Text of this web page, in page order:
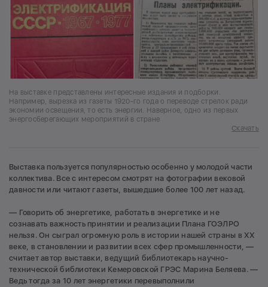
На выставке представлены интересные издания и подборки.
Например, вырезка из газеты 1920-го года о переводе стрелок ради
экономии освещения, то есть энергии. Наверное, одно из первых
энергосберегающих мероприятий в стране
Скачать
Выставка пользуется популярностью особенно у молодой части
коллектива. Все с интересом смотрят на фотографии вековой
давности или читают газеты, вышедшие более 100 лет назад.
— Говорить об энергетике, работать в энергетике и не
сознавать важность принятии и реализации Плана ГОЭЛРО
нельзя. Он сыграл огромную роль в истории нашей страны в XX
веке, в становлении и развитии всех сфер промышленности, —
считает автор выставки, ведущий библиотекарь научно-
технической библиотеки Кемеровской ГРЭС Марина Беляева. —
Ведь тогда за 10 лет энергетики перевыполнили